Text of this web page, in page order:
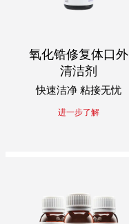
氧化锆修复体口外
清洁剂
快速洁净 粘接无忧
进一步了解